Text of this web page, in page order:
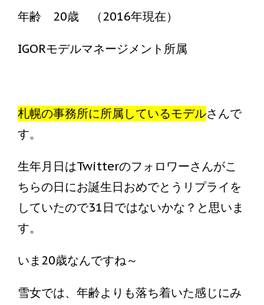
年齢 20歳 （2016年現在）
IGORモデルマネージメント所属
札幌の事務所に所属しているモデルさんで
す。
生年月日はTwitterのフォロワーさんがこ
ちらの日にお誕生日おめでとうリプライを
していたので31日ではないかな？と思いま
す。
いま20歳なんですね～
雪女では、年齢よりも落ち着いた感じにみ